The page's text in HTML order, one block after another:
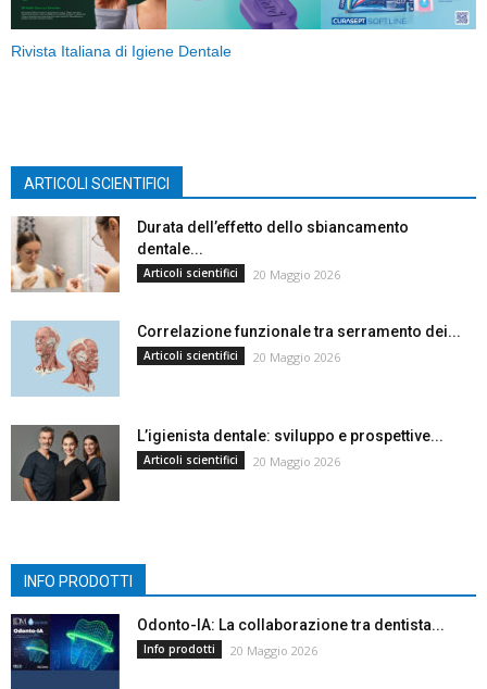
Rivista Italiana di Igiene Dentale
ARTICOLI SCIENTIFICI
Durata dell’effetto dello sbiancamento
dentale...
Articoli scientifici 20 Maggio 2026
Correlazione funzionale tra serramento dei...
Articoli scientifici 20 Maggio 2026
L’igienista dentale: sviluppo e prospettive...
Articoli scientifici 20 Maggio 2026
INFO PRODOTTI
Odonto-IA: La collaborazione tra dentista...
Info prodotti 20 Maggio 2026